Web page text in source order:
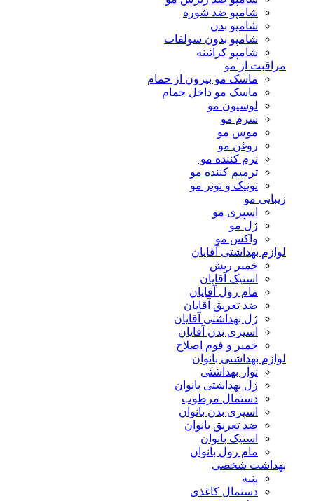
شامپو ضد شوره
شامپو بدن
شامپو بدون سولفات
شامپو کراتینه
مراقبت از مو
ماسک مو بیرون از حمام
ماسک مو داخل حمام
لوسیون مو
سرم مو
موس مو
روغن مو
نرم کننده مو
ترمیم کننده مو
تونیک و تونر مو
زیبایی مو
اسپری مو
ژل مو
واکس مو
لوازم بهداشتی آقایان
خمیر ریش
استیک آقایان
مام رول آقایان
ضد تعریق آقایان
ژل بهداشتی آقایان
اسپری بدن آقایان
خمیر و فوم اصلاح
لوازم بهداشتی بانوان
نوار بهداشتی
ژل بهداشتی بانوان
دستمال مرطوب
اسپری بدن بانوان
ضد تعریق بانوان
استیک بانوان
مام رول بانوان
بهداشت شخصی
پنبه
دستمال کاغذی